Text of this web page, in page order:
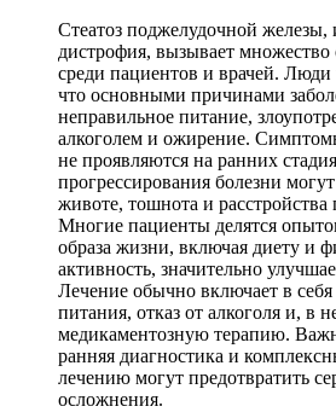
Стеатоз поджелудочной железы,
дистрофия, вызывает
среди пациентов и врачей. Люди
что основными причинами
неправильное питание,
алкоголем и ожирение.
не проявляются на ранних
прогрессирования болезни
животе, тошнота и
Многие пациенты делятся
образа жизни, включая диету и
активность, значительно
Лечение обычно включает в
питания, отказ от алкоголя и, в
медикаментозную терапию.
ранняя диагностика и
лечению могут предотвратить
осложнения.